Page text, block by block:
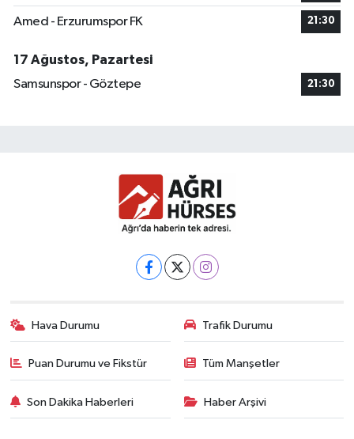
Amed - Erzurumspor FK 21:30
17 Ağustos, Pazartesi
Samsunspor - Göztepe
21:30
Hava Durumu Trafik Durumu
Puan Durumu ve Fikstür Tüm Manşetler
Son Dakika Haberleri Haber Arşivi